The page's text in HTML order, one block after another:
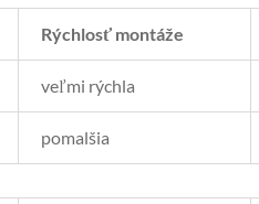
Rýchlosť montáže
veľmi rýchla
pomalšia